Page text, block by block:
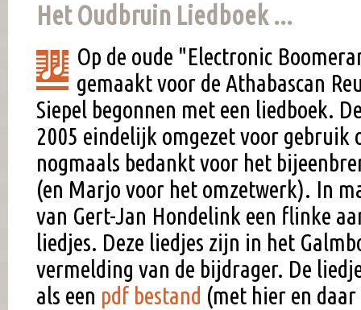
Het Oudbruin Liedboek ...
Op de oude "Electronic
gemaakt voor de Athabascan
Siepel begonnen met een liedboek.
2005 eindelijk omgezet voor gebruik
nogmaals bedankt voor het
(en Marjo voor het omzetwerk). In
van Gert-Jan Hondelink een flinke
liedjes. Deze liedjes zijn in het
vermelding van de bijdrager. De
als een pdf bestand (met hier en